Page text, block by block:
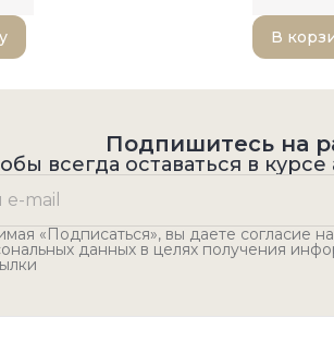
В
Подпишитесь на
всегда оставаться в
«Подписаться», вы даете согласие
данных в целях получения